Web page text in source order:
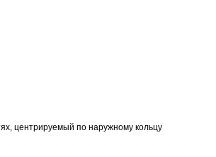
центрируемый по наружному кольцу